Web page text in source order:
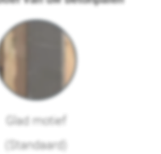
Glad motief
(Standaard)